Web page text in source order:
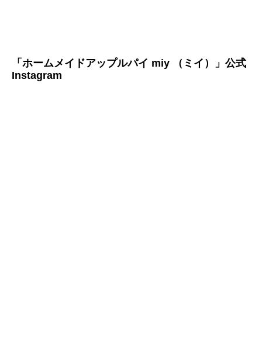
「ホームメイドアップルパイ miy （ミイ）」公式
Instagram